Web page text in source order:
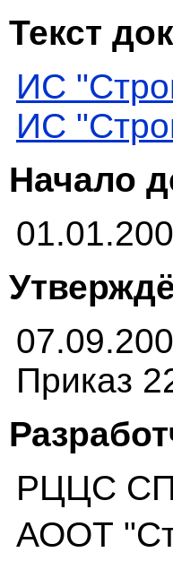
Текст
ИС
ИС
Начало
Приказ
РЦЦС
АООТ